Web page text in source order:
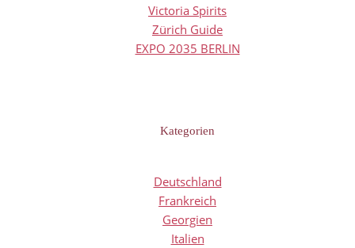
Victoria Spirits
Zürich Guide
EXPO 2035 BERLIN
Kategorien
Deutschland
Frankreich
Georgien
Italien